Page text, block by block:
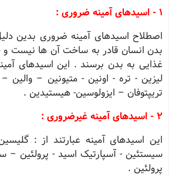
1 - اسیدهای آمینه ضروری :
اصطلاح اسیدهای آمینه ضروری بدین
بدن انسان قادر به ساخت آن ها نیست و
غذایی به بدن برسند . این اسیدهای
لیزین - تره - اونین - متیونین – والین
تریپتوفان – ایزولوسین- هیستیدین .
2 - اسیدهای آمینه غیرضروری :
این اسیدهای آمینه عبارتند از :
سیستئین - آسپارتیک اسید - پرولئین
پرولئین .